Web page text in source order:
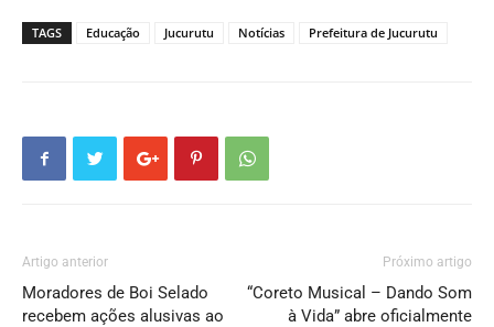
TAGS Educação Jucurutu Notícias Prefeitura de Jucurutu
Artigo anterior
Moradores de Boi Selado
recebem ações alusivas ao
Próximo artigo
“Coreto Musical – Dando Som
à Vida” abre oficialmente